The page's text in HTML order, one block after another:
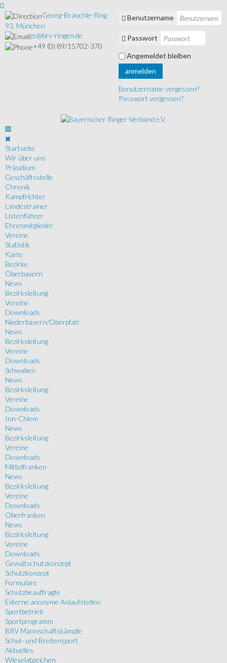
Georg-Brauchle-Ring
93, München
gs@brv-ringen.de
+49 (0) 89/15702-370
Benutzername
Passwort
Angemeldet bleiben
anmelden
Benutzername vergessen?
Passwort vergessen?
Startseite
Wir über uns
Präsidium
Geschäftsstelle
Chronik
Kampfrichter
Landestrainer
Listenführer
Ehrenmitglieder
Vereine
Statistik
Karte
Bezirke
Oberbayern
News
Bezirksleitung
Vereine
Downloads
Niederbayern/Oberpfalz
News
Bezirksleitung
Vereine
Downloads
Schwaben
News
Bezirksleitung
Vereine
Downloads
Inn-Chiem
News
Bezirksleitung
Vereine
Downloads
Mittelfranken
News
Bezirksleitung
Vereine
Downloads
Oberfranken
News
Bezirksleitung
Vereine
Downloads
Gewaltschutzkonzept
Schutzkonzept
Formulare
Schutzbeauftragte
Externe anonyme Anlaufstellen
Sportbetrieb
Sportprogramm
BRV Mannschaftskämpfe
Schul- und Breitensport
Aktuelles
Wieselabzeichen